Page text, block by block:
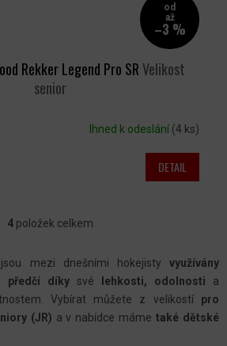
od
až
–3 %
Rekker Legend Pro SR Velikost
senior
Ihned k odeslání (4 ks)
DETAIL
V
L
Á
D
4položek celkem
mezi dnešními hokejisty využívány
předčí díky své lehkosti, odolnosti a
Vybírat můžete z velikostí pro
(JR) a v nabídce mámetaké dětské